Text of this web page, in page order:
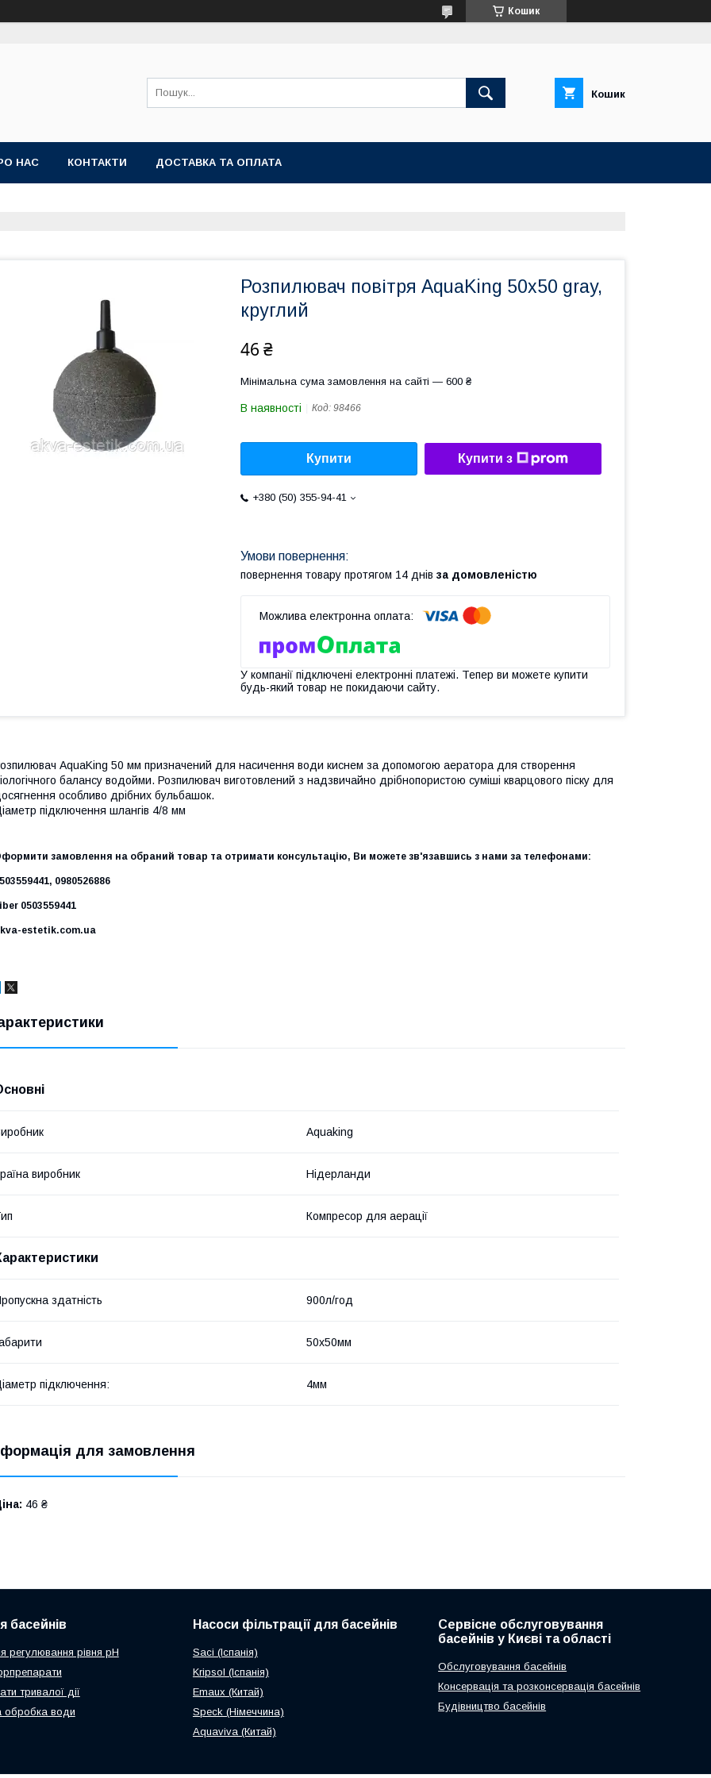
Кошик
Кошик
НАС КОНТАКТИ ДОСТАВКА ТА ОПЛАТА
Розпилювач повітря AquaKing 50x50 gray,
круглий
46 ₴
Мінімальна сума замовлення на сайті — 600 ₴
В наявності Код: 98466
Купити Купити з
+380 (50) 355-94-41
повернення товару протягом 14 днів за домовленістю
У компанії підключені електронні платежі. Тепер ви можете купити
будь-який товар не покидаючи сайту.
AquaKing 50 мм призначений для насичення води киснем за допомогою аератора для створення
балансу водойми. Розпилювач виготовлений з надзвичайно дрібнопористою суміші кварцового піску для
особливо дрібних бульбашок.
підключення шлангів 4/8 мм
замовлення на обраний товар та отримати консультацію, Ви можете зв'язавшись з нами за телефонами:
0980526886
0503559441
estetik.com.ua
Aquaking
виробник Нідерланди
Компресор для аерації
здатність 900л/год
50х50мм
підключення: 4мм
для замовлення
46 ₴
басейнів
регулювання рівня рН
тривалої дії
обробка води
Насоси фільтрації для басейнів
Saci (Іспанія)
Kripsol (Іспанія)
Emaux (Китай)
Speck (Німеччина)
Aquaviva (Китай)
Сервісне обслуговування
басейнів у Києві та області
Обслуговування басейнів
Консервація та розконсервація басейнів
Будівництво басейнів